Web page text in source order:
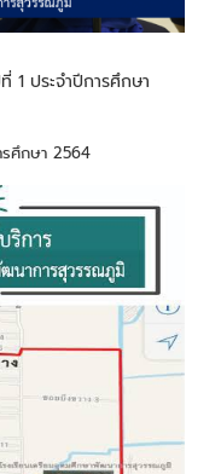
1 ประจำปีการศึกษา
รศึกษา 2564